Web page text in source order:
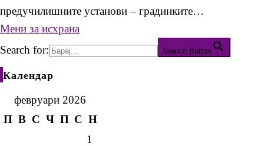
предучилишните установи – градинките…
Мени за исхрана
Search for:
Search Button
Календар
февруари 2026
П В С Ч П С Н
1